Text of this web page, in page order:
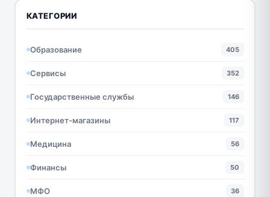
КАТЕГОРИИ
Образование 405
Сервисы 352
Государственные службы 146
Интернет-магазины 117
Медицина 56
Финансы 50
МФО 36